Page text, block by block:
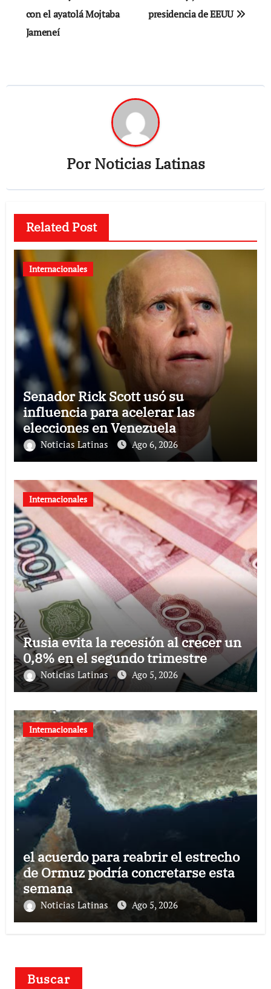
con el ayatolá Mojtaba
Jameneí
presidencia de EEUU
PorNoticias Latinas
Related Post
Internacionales
Senador Rick Scott usó su
influencia para acelerar las
elecciones en Venezuela
Noticias Latinas Ago 6, 2026
Internacionales
Rusia evita la recesión al crecer un
0,8% en el segundo trimestre
Noticias Latinas Ago 5, 2026
Internacionales
el acuerdo para reabrir el estrecho
de Ormuz podría concretarse esta
semana
Noticias Latinas Ago 5, 2026
Buscar